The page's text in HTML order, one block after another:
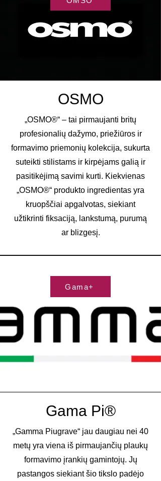
OSMO
„OSMO®“ – tai pirmaujanti britų
profesionalių dažymo, priežiūros ir
formavimo priemonių kolekcija, sukurta
suteikti stilistams ir kirpėjams galią ir
pasitikėjimą savimi kurti. Kiekvienas
„OSMO®“ produkto ingredientas yra
kruopščiai apgalvotas, siekiant
užtikrinti fiksaciją, lankstumą, purumą
ar blizgesį.
Gama+
Gama Pi®
„Gamma Piugrave“ jau daugiau nei 40
metų yra viena iš pirmaujančių plaukų
formavimo įrankių gamintojų. Jų
pastangos siekiant šio tikslo padėjo